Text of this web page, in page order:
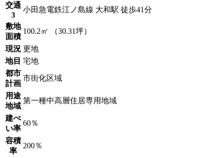
交通
3
小田急電鉄江ノ島線 大和駅 徒歩41分
敷地
面積
100.2㎡ （30.31坪）
現況 更地
地目 宅地
都市
計画
市街化区域
用途
地域
第一種中高層住居専用地域
建ぺ
い率
60％
容積
率
200％